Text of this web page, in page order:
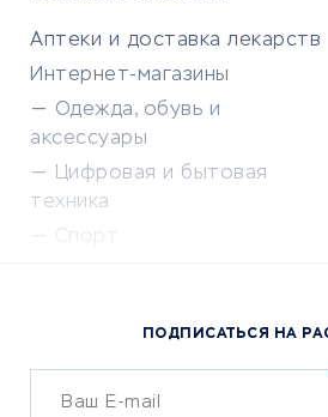
Аптеки и доставка лекарств
Интернет-магазины
Одежда, обувь и
аксессуары
Цифровая и бытовая
техника
Спорт
Сервисы доставки
ОБУЧЕНИЕ И РАБОТА
ПОДПИСАТЬСЯ НА